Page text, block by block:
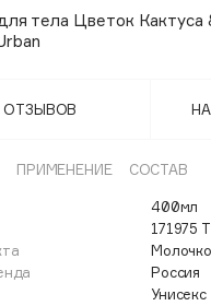
тела Цветок Кактуса
ОТЗЫВОВ
ПРИМЕНЕНИЕ СОСТАВ
400мл
171975 Т
Россия
Унисекс